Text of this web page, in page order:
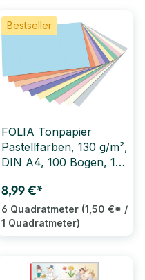
Bestseller
FOLIA Tonpapier
Pastellfarben, 130 g/m²,
DIN A4, 100 Bogen, 10-
8,99 €*
6 Quadratmeter (1,50 €* /
1 Quadratmeter)